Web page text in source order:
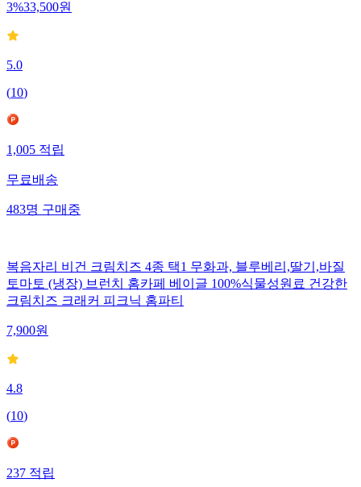
3%33,500원
5.0
(10)
1,005적립
무료배송
483명구매중
복음자리 비건 크림치즈 4종 택1 무화과, 블루베리,딸기,바질
토마토 (냉장) 브런치 홈카페 베이글 100%식물성원료 건강한
크림치즈 크래커 피크닉 홈파티
7,900원
4.8
(10)
237적립